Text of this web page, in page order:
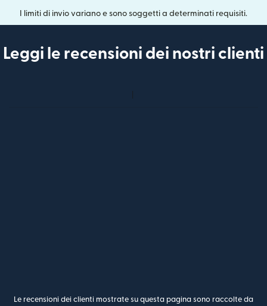
I limiti di invio variano e sono soggetti a determinati requisiti.
Leggi le recensioni dei nostri clienti
Le recensioni dei clienti mostrate su questa pagina sono raccolte da